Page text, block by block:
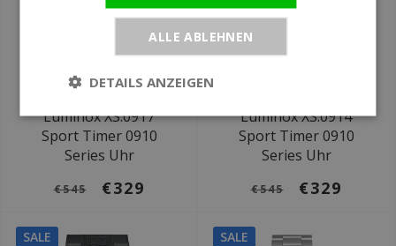
Ø 42 mm
Luminox XS.0917
Sport Timer 0910
Series Uhr
€545 €329
Luminox XS.0914
Sport Timer 0910
Series Uhr
€545 €329
SALE SALE
ALLE ABLEHNEN
DETAILS ANZEIGEN